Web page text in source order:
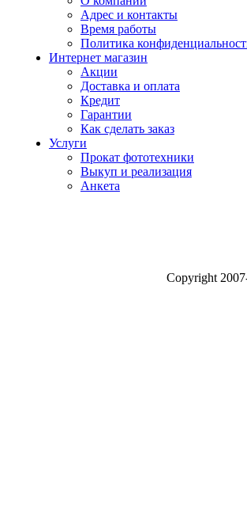
Адрес и контакты
Время работы
Политика
Интернет магазин
Акции
Доставка и оплата
Кредит
Гарантии
Как сделать заказ
Услуги
Прокат фототехники
Выкуп и реализация
Анкета
Copyright